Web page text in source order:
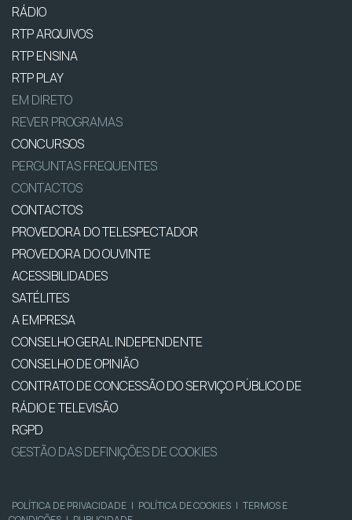
RÁDIO
RTP ARQUIVOS
RTP ENSINA
RTP PLAY
EM DIRETO
REVER PROGRAMAS
CONCURSOS
PERGUNTAS FREQUENTES
CONTACTOS
CONTACTOS
PROVEDORA DO TELESPECTADOR
PROVEDORA DO OUVINTE
ACESSIBILIDADES
SATÉLITES
A EMPRESA
CONSELHO GERAL INDEPENDENTE
CONSELHO DE OPINIÃO
CONTRATO DE CONCESSÃO DO SERVIÇO PÚBLICO DE
RÁDIO E TELEVISÃO
RGPD
GESTÃO DAS DEFINIÇÕES DE COOKIES
POLÍTICA DE PRIVACIDADE | POLÍTICA DE COOKIES | TERMOS E